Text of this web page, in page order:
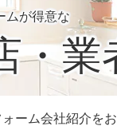
ムが得意な
・業
ーム会社紹介を